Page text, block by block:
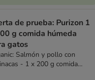
de prueba: Purizon 1
g comida húmeda
gatos
Salmón y pollo con
- 1 x 200 g comida